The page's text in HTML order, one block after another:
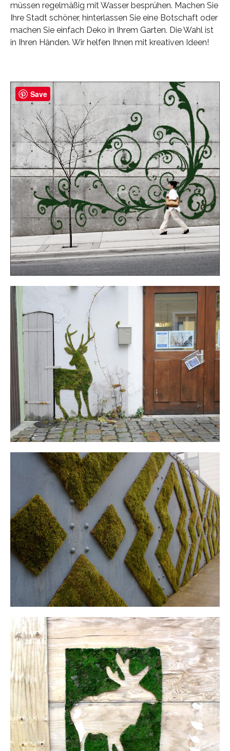
müssen regelmäßig mit Wasser besprühen. Machen Sie
Ihre Stadt schöner, hinterlassen Sie eine Botschaft oder
machen Sie einfach Deko in Ihrem Garten. Die Wahl ist
in Ihren Händen. Wir helfen Ihnen mit kreativen Ideen!
Save